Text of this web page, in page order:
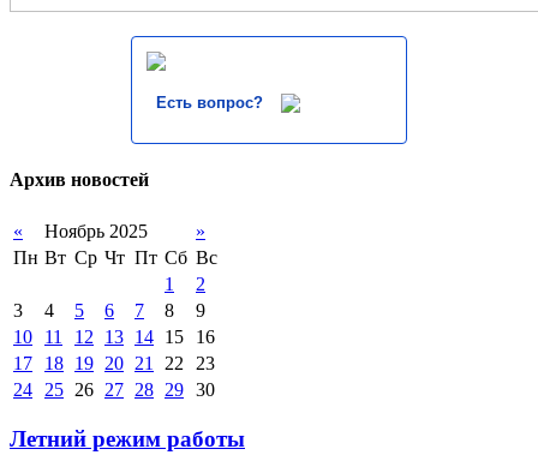
Есть вопрос?
Архив новостей
« Ноябрь 2025
»
Пн Вт Ср Чт Пт Сб Вс
1
2
3
4 5 6 7 8
9
10
11 12 13 14 15
16
17
18 19 20 21 22
23
24
25 26 27 28 29 30
Летний режим работы